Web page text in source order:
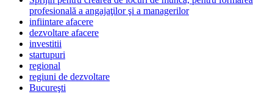
profesională a angajaţilor şi a managerilor
infiintare afacere
dezvoltare afacere
investitii
startupuri
regional
regiuni de dezvoltare
Bucureşti